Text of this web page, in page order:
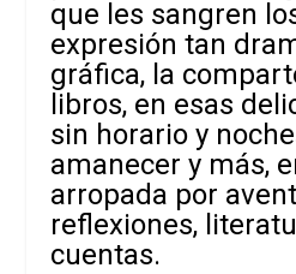
que les sangren
expresión tan
gráfica, la
libros, en esas
sin horario y
amanecer y más,
arropada por
reflexiones,
cuentas.